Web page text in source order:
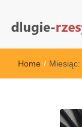
dlugie-
Home / Miesiąc: